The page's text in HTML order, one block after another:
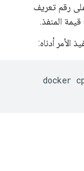
رقم تعريف
أدناه:
docker